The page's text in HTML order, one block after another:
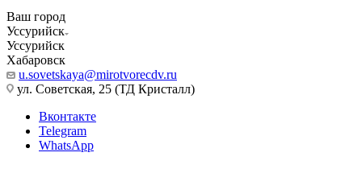
Ваш город
Уссурийск
Уссурийск
Хабаровск
u.sovetskaya@mirotvorecdv.ru
ул. Советская, 25 (ТД Кристалл)
Вконтакте
Telegram
WhatsApp